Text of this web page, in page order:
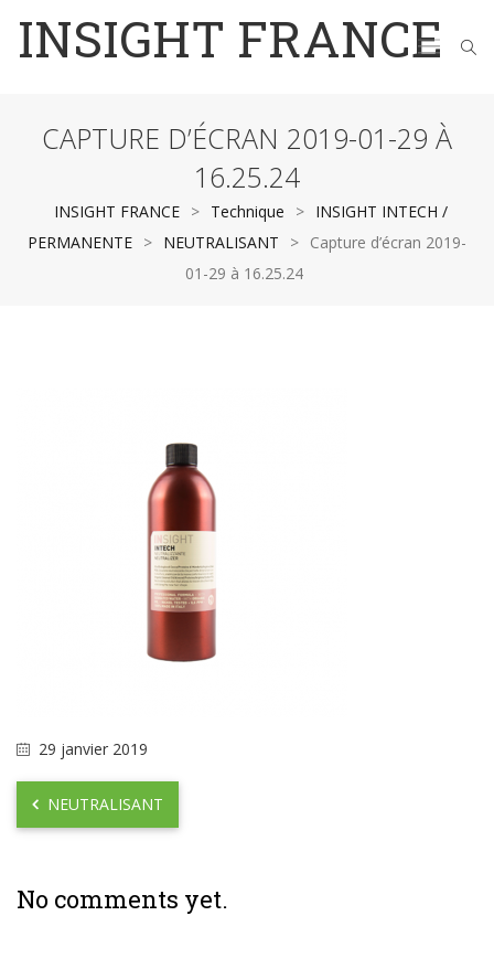
INSIGHT FRANCE
CAPTURE D’ÉCRAN 2019-01-29 À
16.25.24
INSIGHT FRANCE > Technique > INSIGHT INTECH /
PERMANENTE > NEUTRALISANT > Capture d’écran 2019-
01-29 à 16.25.24
29 janvier 2019
NEUTRALISANT
No comments yet.